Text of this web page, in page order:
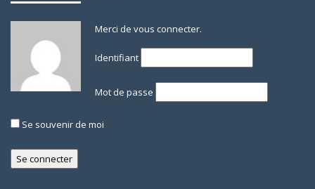
Merci de vous connecter.
Identifiant
Mot de passe
Se souvenir de moi